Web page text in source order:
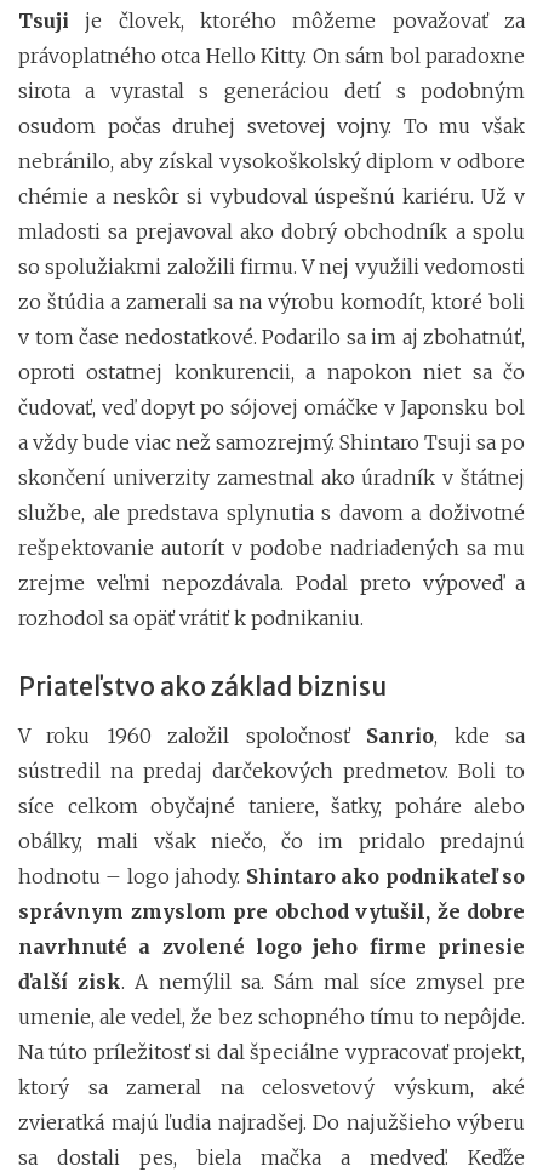
Tsuji je človek, ktorého môžeme považovať za
právoplatného otca Hello Kitty. On sám bol paradoxne
sirota a vyrastal s generáciou detí s podobným
osudom počas druhej svetovej vojny. To mu však
nebránilo, aby získal vysokoškolský diplom v odbore
chémie a neskôr si vybudoval úspešnú kariéru. Už v
mladosti sa prejavoval ako dobrý obchodník a spolu
so spolužiakmi založili firmu. V nej využili vedomosti
zo štúdia a zamerali sa na výrobu komodít, ktoré boli
v tom čase nedostatkové. Podarilo sa im aj zbohatnúť,
oproti ostatnej konkurencii, a napokon niet sa čo
čudovať, veď dopyt po sójovej omáčke v Japonsku bol
a vždy bude viac než samozrejmý. Shintaro Tsuji sa po
skončení univerzity zamestnal ako úradník v štátnej
službe, ale predstava splynutia s davom a doživotné
rešpektovanie autorít v podobe nadriadených sa mu
zrejme veľmi nepozdávala. Podal preto výpoveď a
rozhodol sa opäť vrátiť k podnikaniu.
Priateľstvo ako základ biznisu
V roku 1960 založil spoločnosť Sanrio, kde sa
sústredil na predaj darčekových predmetov. Boli to
síce celkom obyčajné taniere, šatky, poháre alebo
obálky, mali však niečo, čo im pridalo predajnú
hodnotu – logo jahody. Shintaro ako podnikateľ so
správnym zmyslom pre obchod vytušil, že dobre
navrhnuté a zvolené logo jeho firme prinesie
ďalší zisk. A nemýlil sa. Sám mal síce zmysel pre
umenie, ale vedel, že bez schopného tímu to nepôjde.
Na túto príležitosť si dal špeciálne vypracovať projekt,
ktorý sa zameral na celosvetový výskum, aké
zvieratká majú ľudia najradšej. Do najužšieho výberu
sa dostali pes, biela mačka a medveď. Keďže